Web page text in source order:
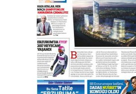
28 Temmuz 2026 Salı
Ahmet Gökhan YAZICI
Ahmed Yesevi’den bir
”Reisimiz” idi… Hakka
26 Mart 2026 Perşembe
Cem Bakırcı
Ardında bıraktığı
gönül adamı Faruk
13 Mayıs 2026 Çarşamba